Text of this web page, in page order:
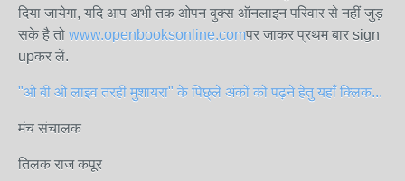
दिया जायेगा, यदि आप अभी तक ओपन बुक्स ऑनलाइन परिवार से नहीं जुड़
सके है तो www.openbooksonline.comपर जाकर प्रथम बार sign
upकर लें.
"ओ बी ओ लाइव तरही मुशायरा" के पिछ्ले अंकों को पढ़ने हेतु यहाँ क्लिक...
मंच संचालक
तिलक राज कपूर